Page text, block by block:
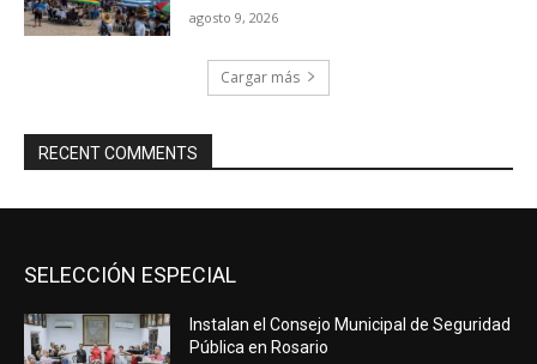
agosto 9, 2026
Cargar más
RECENT COMMENTS
SELECCIÓN ESPECIAL
Instalan el Consejo Municipal de Seguridad
Pública en Rosario